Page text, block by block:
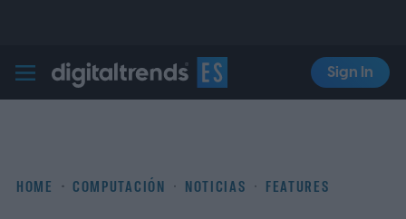
Digital Trends Español
Sign In
HOME COMPUTACIÓN NOTICIAS FEATURES